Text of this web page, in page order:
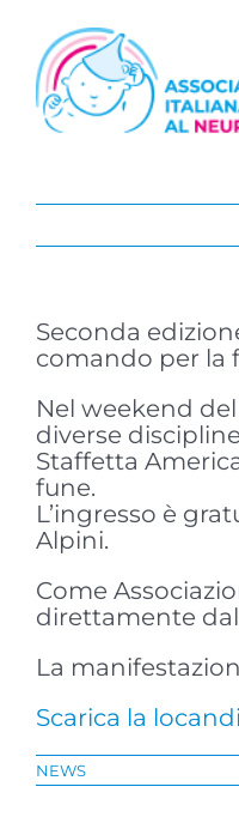
contenuto
Seconda
comando per la
Nel weekend
diverse
Staffetta
fune.
L’ingresso è
Alpini.
Come
direttamente
La
Scarica la
NEWS